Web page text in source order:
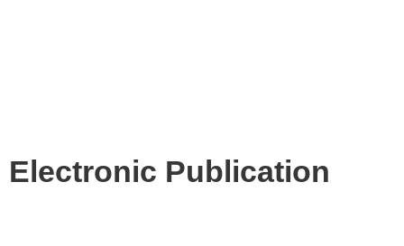
Electronic Publication